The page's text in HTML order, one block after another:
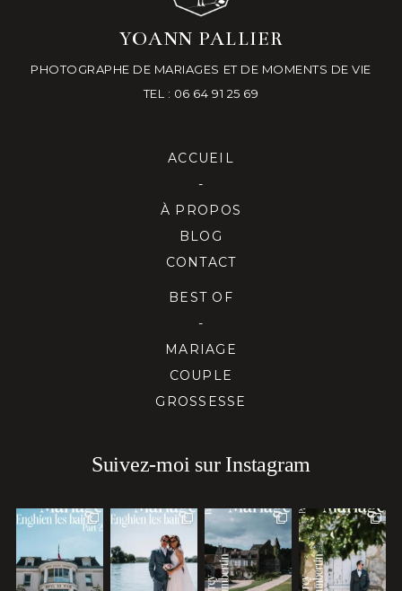
YOANN PALLIER
PHOTOGRAPHE DE MARIAGES ET DE MOMENTS DE VIE
TEL : 06 64 91 25 69
ACCUEIL
-
À PROPOS
BLOG
CONTACT
BEST OF
-
MARIAGE
COUPLE
GROSSESSE
Suivez-moi sur Instagram